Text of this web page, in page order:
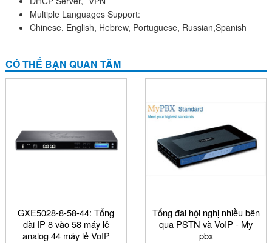
Multiple Languages Support:
Chinese, English, Hebrew, Portuguese, Russian,Spanish
CÓ THỂ BẠN QUAN TÂM
GXE5028-8-58-44: Tổng
đài IP 8 vào 58 máy lẻ
analog 44 máy lẻ VoIP
Tổng đài hội nghị nhiều bên
qua PSTN và VoIP - My
pbx